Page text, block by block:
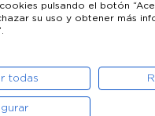
pulsando el botón
su uso y obtener más
todas